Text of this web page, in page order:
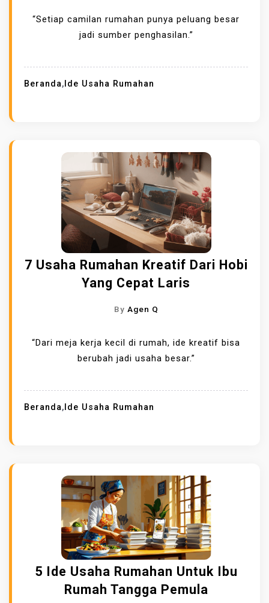
“Setiap camilan rumahan punya peluang besar
jadi sumber penghasilan.”
Beranda,Ide Usaha Rumahan
7 Usaha Rumahan Kreatif Dari Hobi
Yang Cepat Laris
By Agen Q
“Dari meja kerja kecil di rumah, ide kreatif bisa
berubah jadi usaha besar.”
Beranda, Ide Usaha Rumahan
5 Ide Usaha Rumahan Untuk Ibu
Rumah Tangga Pemula